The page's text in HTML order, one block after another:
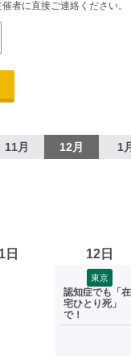
者に直接ご連絡ください。
11月 12月 1
日 12日
東京
認知症でも「在
宅ひとり死」
で！